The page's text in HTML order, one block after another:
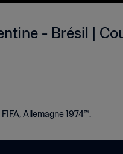
- Brésil |
Allemagne 1974™.